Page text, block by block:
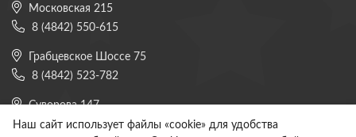
Московская 215
8 (4842) 550-615
Грабцевское Шоссе 75
8 (4842) 523-782
Суворова 147
8 (4842) 225-882
Наш сайт использует файлы «cookie» для удобства